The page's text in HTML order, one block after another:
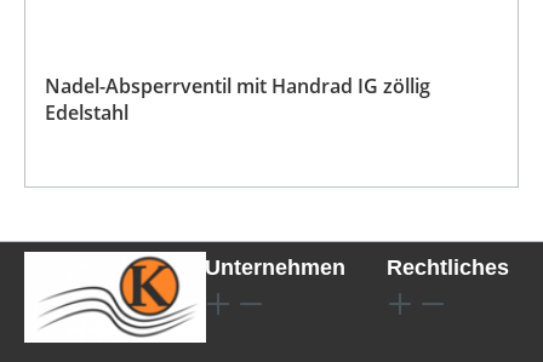
Nadel-Absperrventil mit Handrad IG zöllig
Edelstahl
Unternehmen Rechtliches